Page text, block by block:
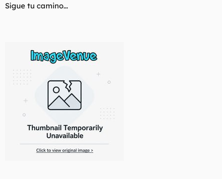
Sigue tu camino...